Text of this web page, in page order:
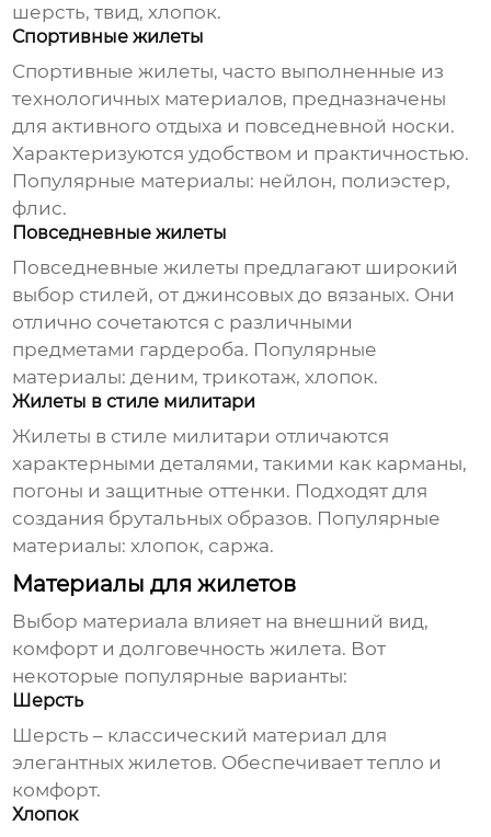
шерсть, твид, хлопок.
Спортивные жилеты
Спортивныежилеты, часто выполненные из
технологичных материалов, предназначены
для активного отдыха и повседневной носки.
Характеризуются удобством и практичностью.
Популярные материалы: нейлон, полиэстер,
флис.
Повседневные жилеты
Повседневныежилеты предлагают широкий
выбор стилей, от джинсовых до вязаных. Они
отлично сочетаются с различными
предметами гардероба. Популярные
материалы: деним, трикотаж, хлопок.
Жилеты в стиле милитари
Жилеты в стиле милитари отличаются
характерными деталями, такими как карманы,
погоны и защитные оттенки. Подходят для
создания брутальных образов. Популярные
материалы: хлопок, саржа.
Материалы для жилетов
Выбор материала влияет на внешний вид,
комфорт и долговечность жилета. Вот
некоторые популярные варианты:
Шерсть
Шерсть – классический материал для
элегантных жилетов. Обеспечивает тепло и
комфорт.
Хлопок